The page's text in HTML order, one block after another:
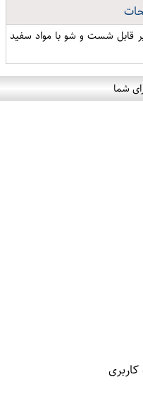
قابل شست و شو با مواد سفید
شما